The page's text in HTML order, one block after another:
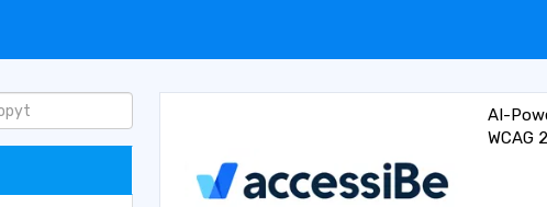
AI-
WCAG